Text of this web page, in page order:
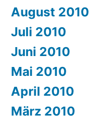
August 2010
Juli 2010
Juni 2010
Mai 2010
April 2010
März 2010